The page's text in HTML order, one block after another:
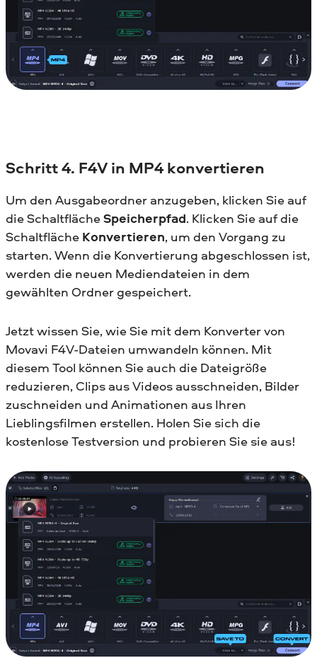
Schritt 4. F4V in MP4 konvertieren
Um den Ausgabeordner anzugeben, klicken Sie auf
die SchaltflächeSpeicherpfad. Klicken Sie auf die
Schaltfläche Konvertieren, um den Vorgang zu
starten. Wenn die Konvertierung abgeschlossen ist,
werden die neuen Mediendateien in dem
gewählten Ordner gespeichert.
Jetzt wissen Sie, wie Sie mit dem Konverter von
Movavi F4V-Dateien umwandeln können. Mit
diesem Tool können Sie auch die Dateigröße
reduzieren, Clips aus Videos ausschneiden, Bilder
zuschneiden und Animationen aus Ihren
Lieblingsfilmen erstellen. Holen Sie sich die
kostenlose Testversion und probieren Sie sie aus!